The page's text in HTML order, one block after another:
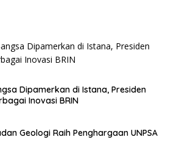
Dipamerkan di Istana, Presiden
Inovasi BRIN
Geologi Raih Penghargaan UNPSA